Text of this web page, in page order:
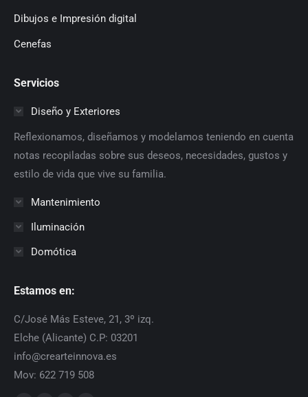
Dibujos e Impresión digital
Cenefas
Servicios
Diseño y Exteriores
Reflexionamos, diseñamos y modelamos teniendo en cuenta
notas recopiladas sobre sus deseos, necesidades, gustos y
estilo de vida que vive su familia.
Mantenimiento
Iluminación
Domótica
Estamos en:
C/José Más Esteve, 21, 3º izq.
Elche (Alicante) C.P: 03201
info@crearteinnova.es
Mov: 622 719 508